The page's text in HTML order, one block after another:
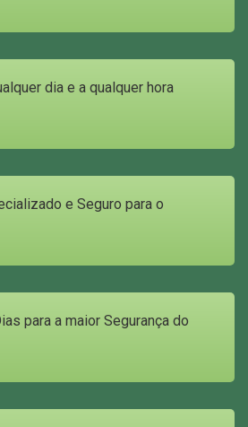
dia e a qualquer hora
e Seguro para o
para a maior Segurança do